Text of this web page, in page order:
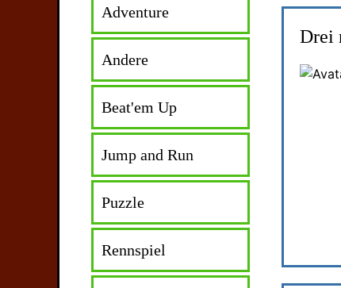
Adventure
Andere
Beat'em Up
Jump and Run
Puzzle
Rennspiel
Drei